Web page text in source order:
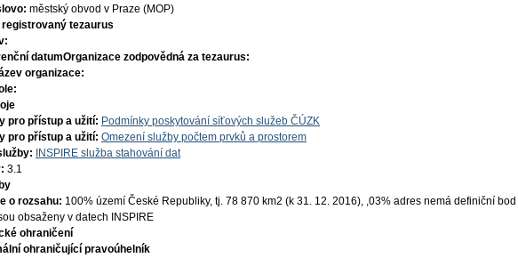
městský obvod v Praze (MOP)
tezaurus
datumOrganizace zodpovědná za tezaurus:
organizace:
pro přístup a užití: Podmínky poskytování síťových služeb ČÚZK
pro přístup a užití: Omezení služby počtem prvků a prostorem
INSPIRE služba stahování dat
3.1
o rozsahu: 100% území České Republiky, tj. 78 870 km2 (k 31. 12. 2016), ,03% adres nemá definiční bod
obsaženy v datech INSPIRE
ohraničení
ohraničující pravoúhelník